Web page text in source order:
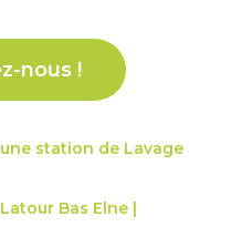
nous !
station de Lavage
Bas Elne |